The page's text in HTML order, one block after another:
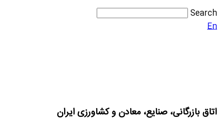
Search
En
اتاق بازرگانی، صنایع، معادن و کشاورزی ایران